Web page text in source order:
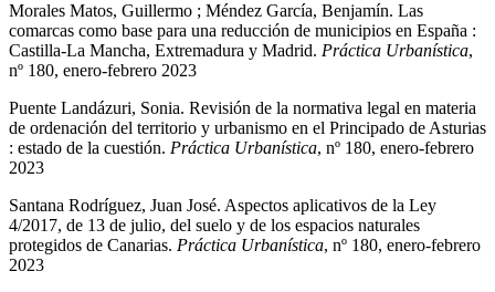
Morales Matos, Guillermo ; Méndez García, Benjamín. Las
comarcas como base para una reducción de municipios en España :
Castilla-La Mancha, Extremadura y Madrid. Práctica Urbanística,
nº 180, enero-febrero 2023
Puente Landázuri, Sonia. Revisión de la normativa legal en materia
de ordenación del territorio y urbanismo en el Principado de Asturias
: estado de la cuestión. Práctica Urbanística, nº 180, enero-febrero
2023
Santana Rodríguez, Juan José. Aspectos aplicativos de la Ley
4/2017, de 13 de julio, del suelo y de los espacios naturales
protegidos de Canarias. Práctica Urbanística, nº 180, enero-febrero
2023